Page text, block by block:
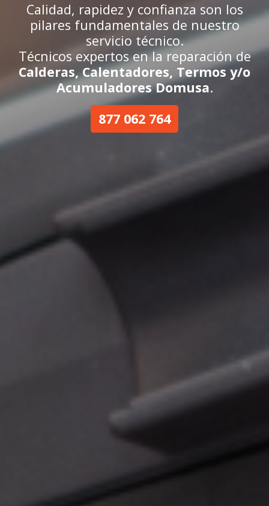
Calidad, rapidez y confianza son los
pilares fundamentales de nuestro
servicio técnico.
Técnicos expertos en la reparación de
Calderas, Calentadores, Termos y/o
Acumuladores Domusa.
877 062 764